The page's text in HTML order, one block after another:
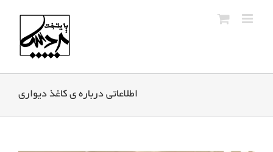
اطلاعاتی درباره ی کاغذ دیواری